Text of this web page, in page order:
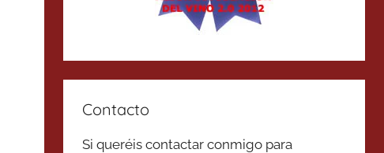
Contacto
Si queréis contactar conmigo para